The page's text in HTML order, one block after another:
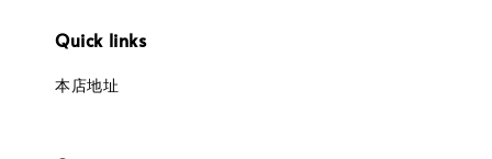
Quick links
本店地址